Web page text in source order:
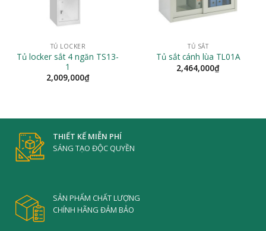
TỦ LOCKER
Tủ locker sắt 4 ngăn TS13-
1
2,009,000₫
TỦ SẮT
Tủ sắt cánh lùa TL01A
2,464,000₫
THIẾT KẾ MIỄN PHÍ
SÁNG TẠO ĐỘC QUYỀN
SẢN PHẨM CHẤT LƯỢNG
CHÍNH HÃNG ĐẢM BẢO